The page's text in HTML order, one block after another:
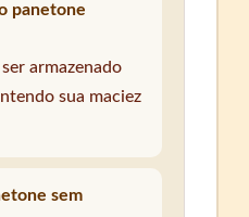
panetone
armazenado
sua maciez
sem